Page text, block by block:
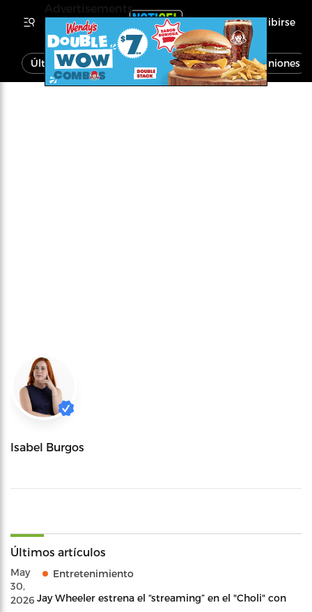
Inscribirse
Última Hora Noticias Economía Opiniones
Isabel Burgos
Últimos artículos
May
30,
2026
Entretenimiento
Jay Wheeler estrena el “streaming” en el "Choli" con
Advertisements